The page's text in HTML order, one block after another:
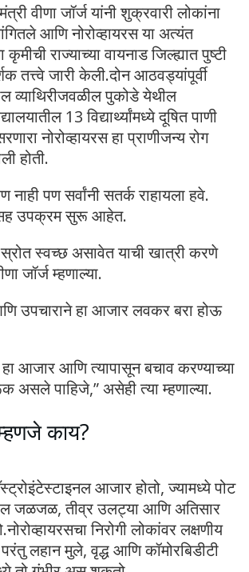
वीणा जॉर्ज यांनी शुक्रवारी लोकांना
आणि नोरोव्हायरस या अत्यंत
कृमीची राज्याच्या वायनाड जिल्ह्यात पुष्टी
तत्त्वे जारी केली.दोन आठवड्यांपूर्वी
व्याथिरीजवळील पुकोडे येथील
13 विद्यार्थ्यांमध्ये दूषित पाणी
नोरोव्हायरस हा प्राणीजन्य रोग
होती.
नाही पण सर्वांनी सतर्क राहायला हवे.
उपक्रम सुरू आहेत.
स्रोत स्वच्छ असावेत याची खात्री करणे
जॉर्ज म्हणाल्या.
उपचाराने हा आजार लवकर बरा होऊ
आजार आणि त्यापासून बचाव करण्याच्या
असले पाहिजे,” असेही त्या म्हणाल्या.
काय?
आजार होतो, ज्यामध्ये पोट
जळजळ, तीव्र उलट्या आणि अतिसार
निरोगी लोकांवर लक्षणीय
परंतु लहान मुले, वृद्ध आणि कॉमोरबिडीटी